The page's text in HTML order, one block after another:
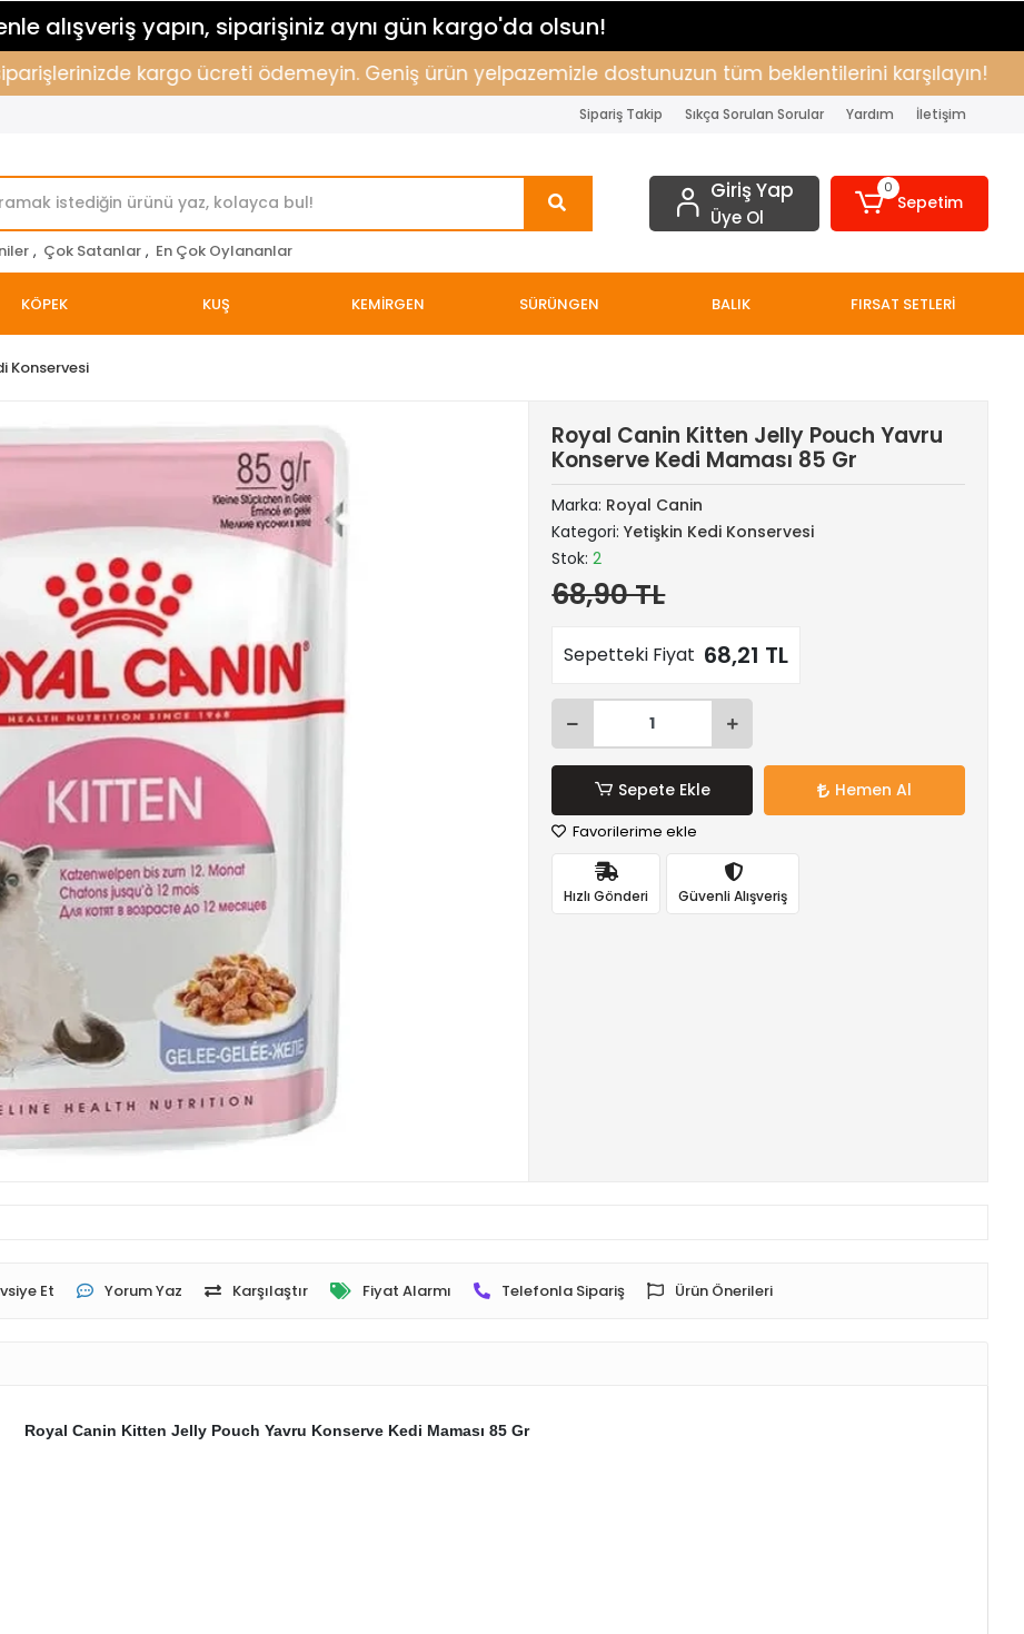
alışveriş yapın, siparişiniz aynı gün kargo'da olsun!
kargo ücreti ödemeyin. Geniş ürün yelpazemizle dostunuzun tüm beklentilerini karşılayın!
Sipariş Takip Sıkça Sorulan Sorular Yardım İletişim
, Çok Satanlar , En Çok Oylananlar
Giriş Yap
Üye Ol
0
Sepetim
KÖPEK KUŞ KEMİRGEN SÜRÜNGEN BALIK FIRSAT SETLERİ
Konservesi
Royal Canin Kitten Jelly Pouch Yavru
Konserve Kedi Maması 85 Gr
Marka: Royal Canin
Kategori:Yetişkin Kedi Konservesi
Stok:2
68,90 TL
Sepetteki Fiyat 68,21 TL
Sepete Ekle Hemen Al
Favorilerime ekle
Hızlı Gönderi Güvenli Alışveriş
Et Yorum Yaz Karşılaştır Fiyat Alarmı Telefonla Sipariş Ürün Önerileri
Royal Canin Kitten Jelly Pouch Yavru Konserve Kedi Maması 85 Gr